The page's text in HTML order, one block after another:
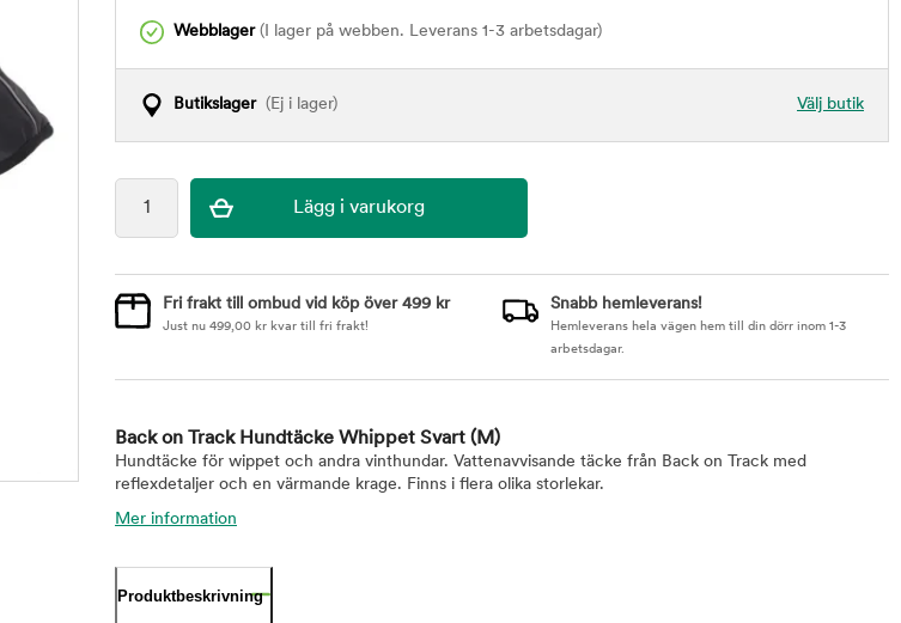
Webblager(I lager på webben. Leverans 1-3 arbetsdagar)
Välj butik
Butikslager(Ej i lager)
Fri frakt till ombud vid köp över 499 kr
Just nu 499,00 kr kvar till fri frakt!
Snabb hemleverans!
Hemleverans hela vägen hem till din dörr inom 1-3
arbetsdagar.
Back on Track Hundtäcke Whippet Svart (M)
Hundtäcke för wippet och andra vinthundar. Vattenavvisande täcke från Back on Track med
reflexdetaljer och en värmande krage. Finns i flera olika storlekar.
Mer information
Produktbeskrivning